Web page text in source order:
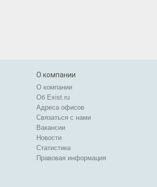
О компании
О компании
Об Exist.ru
Адреса офисов
Связаться с нами
Вакансии
Новости
Статистика
Правовая информация